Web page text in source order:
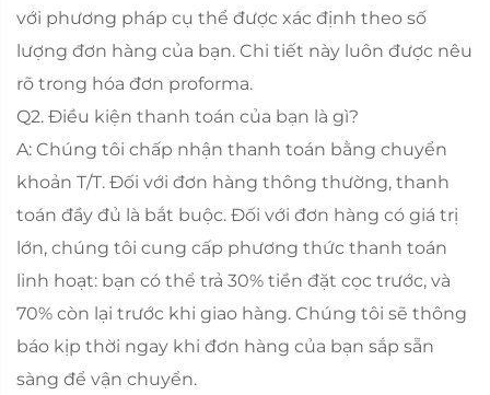
với phương pháp cụ thể được xác định theo số
lượng đơn hàng của bạn. Chi tiết này luôn được nêu
rõ trong hóa đơn proforma.
Q2. Điều kiện thanh toán của bạn là gì?
A: Chúng tôi chấp nhận thanh toán bằng chuyển
khoản T/T. Đối với đơn hàng thông thường, thanh
toán đầy đủ là bắt buộc. Đối với đơn hàng có giá trị
lớn, chúng tôi cung cấp phương thức thanh toán
linh hoạt: bạn có thể trả 30% tiền đặt cọc trước, và
70% còn lại trước khi giao hàng. Chúng tôi sẽ thông
báo kịp thời ngay khi đơn hàng của bạn sắp sẵn
sàng để vận chuyển.